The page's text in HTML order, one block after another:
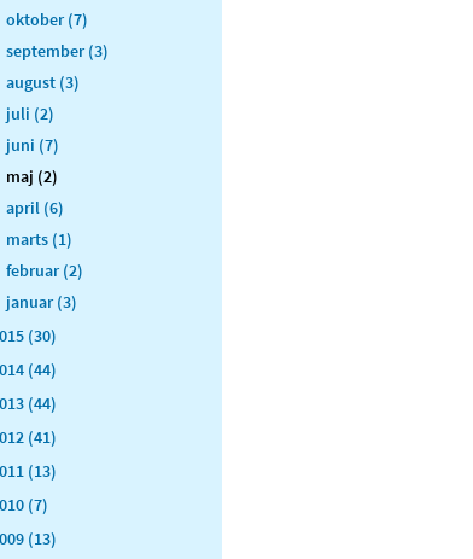
oktober (7)
september (3)
august (3)
juli (2)
juni (7)
maj (2)
april (6)
marts (1)
februar (2)
januar (3)
(30)
(44)
(44)
(41)
(13)
(7)
(13)